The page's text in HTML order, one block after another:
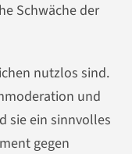
Schwäche der
nutzlos sind.
und
sie ein sinnvolles
gegen